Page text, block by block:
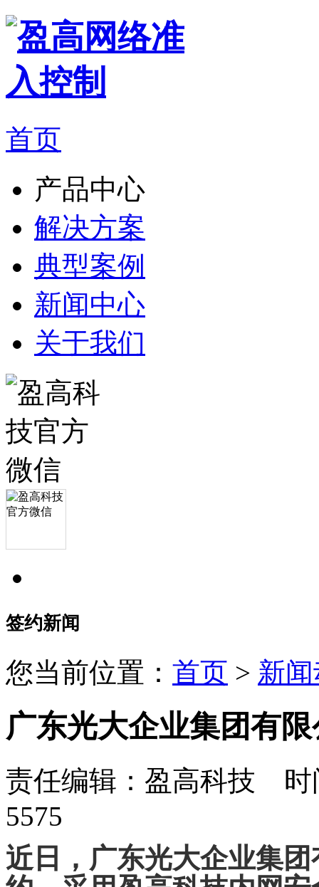
首页
产品中心
解决方案
典型案例
新闻中心
关于我们
签约新闻
您当前位置： 首页 > 新
广东光大企业集团有
责任编辑：盈高科技 时
5575
近日，广东光大企业集